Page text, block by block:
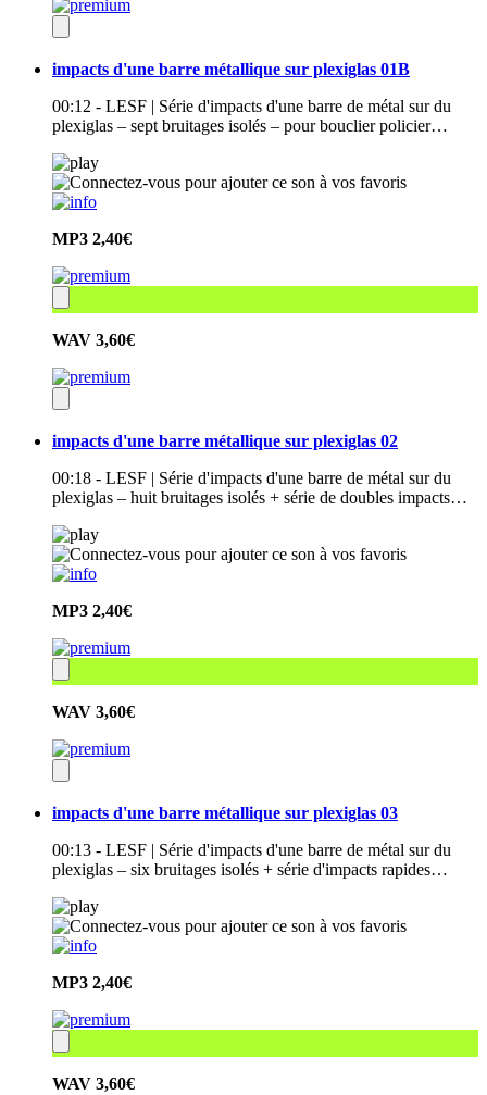
impacts d'une barre métallique sur plexiglas 01B
00:12 - LESF | Série d'impacts d'une barre de métal sur du
plexiglas – sept bruitages isolés – pour bouclier policier…
MP3 2,40€
WAV 3,60€
impacts d'une barre métallique sur plexiglas 02
00:18 - LESF | Série d'impacts d'une barre de métal sur du
plexiglas – huit bruitages isolés + série de doubles impacts…
MP3 2,40€
WAV 3,60€
impacts d'une barre métallique sur plexiglas 03
00:13 - LESF | Série d'impacts d'une barre de métal sur du
plexiglas – six bruitages isolés + série d'impacts rapides…
MP3 2,40€
WAV 3,60€